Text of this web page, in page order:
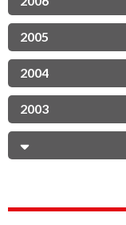
2005
2004
2003